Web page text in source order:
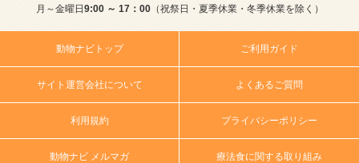
月～金曜日9:00 ～ 17：00（祝祭日・夏季休業・冬季休業を除く）
動物ナビトップ ご利用ガイド
サイト運営会社について よくあるご質問
利用規約 プライバシーポリシー
動物ナビ メルマガ 療法食に関する取り組み